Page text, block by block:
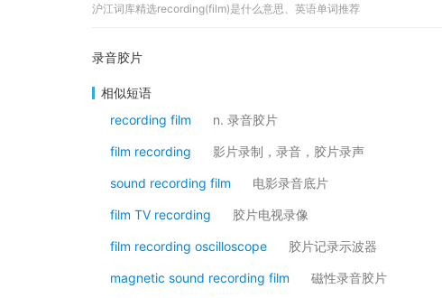
沪江词库精选recording(film)是什么意思、英语单词推荐
录音胶片
相似短语
recording film
n. 录音胶片
film recording 影片录制，录音，胶片录声
sound recording film 电影录音底片
film TV recording 胶片电视录像
film recording oscilloscope 胶片记录示波器
magnetic sound recording film 磁性录音胶片